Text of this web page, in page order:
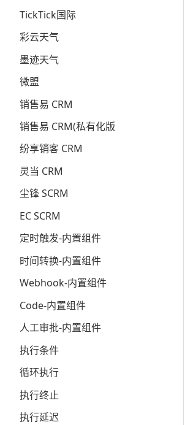
TickTick国际
彩云天气
墨迹天气
微盟
销售易 CRM
销售易 CRM(私有化版
纷享销客 CRM
灵当 CRM
尘锋 SCRM
EC SCRM
定时触发-内置组件
时间转换-内置组件
Webhook-内置组件
Code-内置组件
人工审批-内置组件
执行条件
循环执行
执行终止
执行延迟